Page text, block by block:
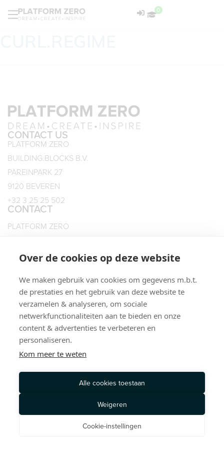
Over de cookies op deze website
We maken gebruik van cookies om gegevens m.b.t.
de prestaties en het gebruik van deze website te
verzamelen & analyseren, om sociale
netwerkfunctionaliteiten aan te bieden en onze
content & advertenties te verbeteren en
personaliseren.
Kom meer te weten
Alle cookies toestaan
Weigeren
Cookie-instellingen
0
CONTACT US
PLATFORM ZERO
BUILDING.BLOCKS B.V.
PAREINPARK 27
9120 BEVEREN
+32 3 25 25 502
CONTACT
PLATFORM ZERO
KATSHOEK 23
T: 010 435 5152
PRIVACY POLICYTERMS OF SERVICE
© 2026, PLATFORM ZERO. ALL RIGHTS RESERVED